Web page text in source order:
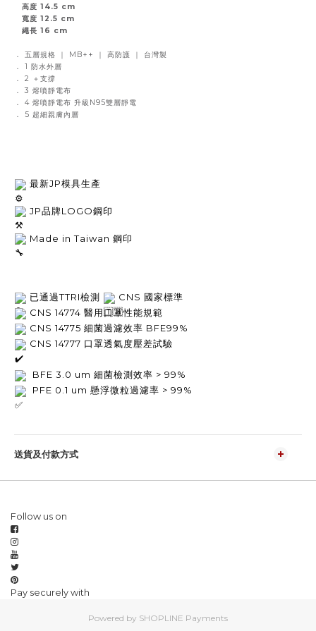
高度 14.5 cm
寬度 12.5 cm
繩長 16 cm
． 五層規格 ｜ MB++ ｜ 高防護 ｜ 台灣製
． 1 防水外層
． 2 ＋支撐
． 3 熔噴靜電布
． 4 熔噴靜電布 升級N95雙層靜電
． 5 超細親膚內層
最新JP模具生產
JP品牌LOGO鋼印
Made in Taiwan 鋼印
已通過TTRI檢測
CNS 國家標準
CNS 14774 醫用口罩性能規範
CNS 14775 細菌過濾效率 BFE99%
CNS 14777 口罩透氣度壓差試驗
  BFE 3.0 um 細菌檢測效率 > 99%
  PFE 0.1
um 懸浮微粒過濾率 > 99%
送貨及付款方式
Follow us on
Pay securely with
Powered by SHOPLINE Payments